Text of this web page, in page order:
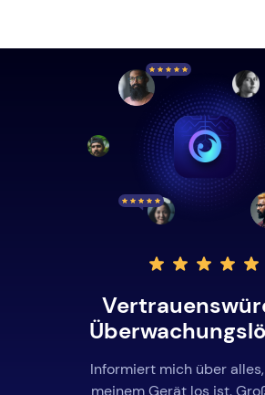
Informiert mich über
meinem Gerät los ist.